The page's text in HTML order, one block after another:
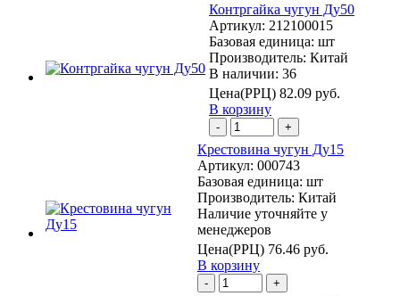
Контргайка чугун Ду50
Артикул: 212100015
Базовая единица: шт
Производитель: Китай
В наличии: 36
Цена(РРЦ) 82.09 руб.
В корзину
- +
Крестовина чугун Ду15
Артикул: 000743
Базовая единица: шт
Производитель: Китай
Наличие уточняйте у
менеджеров
Цена(РРЦ) 76.46 руб.
В корзину
- +